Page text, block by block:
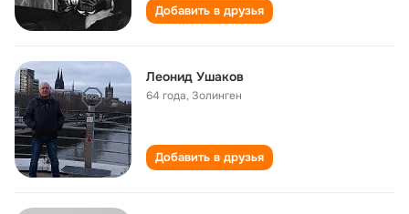
Добавить в друзья
Леонид Ушаков
64 года,Золинген
Добавить в друзья